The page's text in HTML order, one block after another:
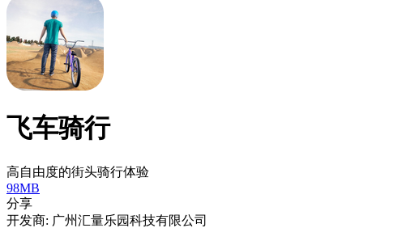
飞车骑行
高自由度的街头骑行体验
98MB
分享
开发商: 广州汇量乐园科技有限公司